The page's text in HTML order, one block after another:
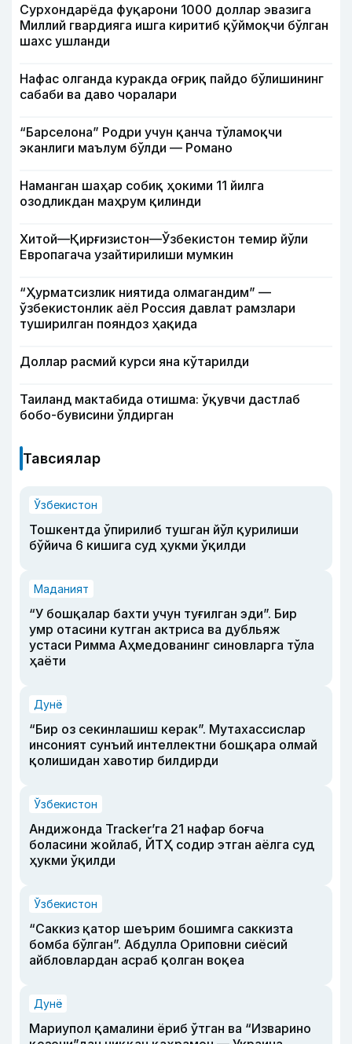
Сурхондарёда фуқарони 1000 доллар эвазига
Миллий гвардияга ишга киритиб қўймоқчи бўлган
шахс ушланди
Нафас олганда куракда оғриқ пайдо бўлишининг
сабаби ва даво чоралари
“Барселона” Родри учун қанча тўламоқчи
эканлиги маълум бўлди — Романо
Наманган шаҳар собиқ ҳокими 11 йилга
озодликдан маҳрум қилинди
Хитой—Қирғизистон—Ўзбекистон темир йўли
Европагача узайтирилиши мумкин
“Ҳурматсизлик ниятида олмагандим” —
ўзбекистонлик аёл Россия давлат рамзлари
туширилган пояндоз ҳақида
Доллар расмий курси яна кўтарилди
Таиланд мактабида отишма: ўқувчи дастлаб
бобо-бувисини ўлдирган
Тавсиялар
Ўзбекистон
Тошкентда ўпирилиб тушган йўл қурилиши
бўйича 6 кишига суд ҳукми ўқилди
Маданият
“У бошқалар бахти учун туғилган эди”. Бир
умр отасини кутган актриса ва дубльяж
устаси Римма Аҳмедованинг синовларга тўла
ҳаёти
Дунё
“Бир оз секинлашиш керак”. Мутахассислар
инсоният сунъий интеллектни бошқара олмай
қолишидан хавотир билдирди
Ўзбекистон
Андижонда Tracker’га 21 нафар боғча
боласини жойлаб, ЙТҲ содир этган аёлга суд
ҳукми ўқилди
Ўзбекистон
“Саккиз қатор шеърим бошимга саккизта
бомба бўлган”. Абдулла Ориповни сиёсий
айбловлардан асраб қолган воқеа
Дунё
Мариупол қамалини ёриб ўтган ва “Изварино